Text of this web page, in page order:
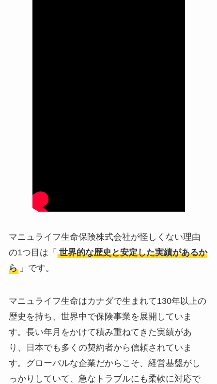
マニュライフ生命保険株式会社が怪しくない理由
の1つ目は「 世界的な歴史と安定した実績があるか
ら 」です。
マニュライフ生命はカナダで生まれて130年以上の
歴史を持ち、世界中で保険事業を展開していま
す。長い年月をかけて積み重ねてきた実績があ
り、日本でも多くの契約者から信頼されていま
す。グローバルな企業だからこそ、経営基盤がし
っかりしていて、急なトラブルにも柔軟に対応で